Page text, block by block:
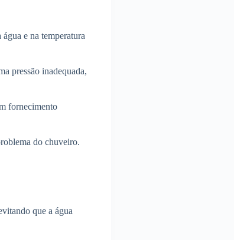
e na temperatura
pressão inadequada,
fornecimento
do chuveiro.
que a água